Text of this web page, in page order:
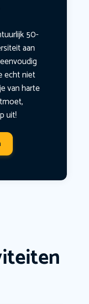
50-
aan
echt niet
van harte
uit!